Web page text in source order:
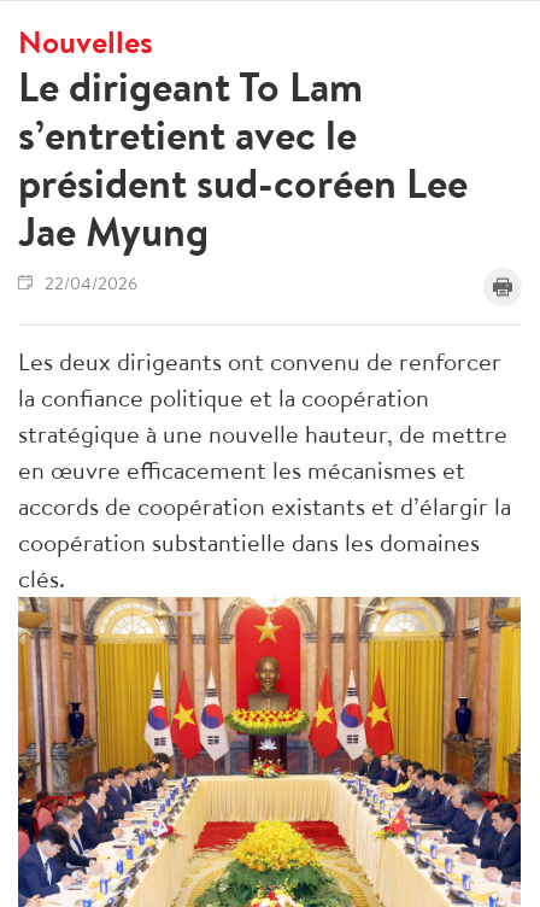
Nouvelles
Le dirigeant To Lam
s’entretient avec le
président sud-coréen Lee
Jae Myung
22/04/2026
Les deux dirigeants ont convenu de renforcer
la confiance politique et la coopération
stratégique à une nouvelle hauteur, de mettre
en œuvre efficacement les mécanismes et
accords de coopération existants et d’élargir la
coopération substantielle dans les domaines
clés.